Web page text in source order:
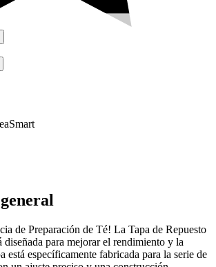
de Preparación de Té! La Tapa de Repuesto
diseñada para mejorar el rendimiento y la
está específicamente fabricada para la serie de